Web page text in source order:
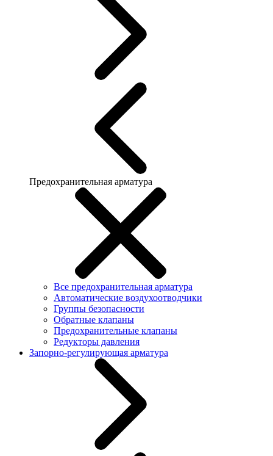
Предохранительная арматура
Все предохранительная арматура
Автоматические воздухоотводчики
Группы безопасности
Обратные клапаны
Предохранительные клапаны
Редукторы давления
Запорно-регулирующая арматура